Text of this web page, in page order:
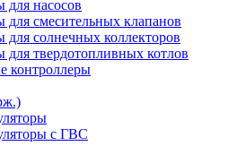
для насосов
для смесительных клапанов
для солнечных коллекторов
для твердотопливных котлов
контроллеры
с ГВС